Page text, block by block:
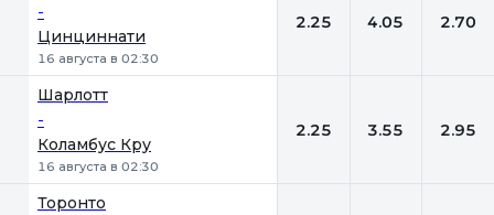
-
Цинциннати
16 августа в 02:30
2.25 4.05 2.70
Шарлотт
-
Коламбус Кру
16 августа в 02:30
2.25 3.55 2.95
Торонто